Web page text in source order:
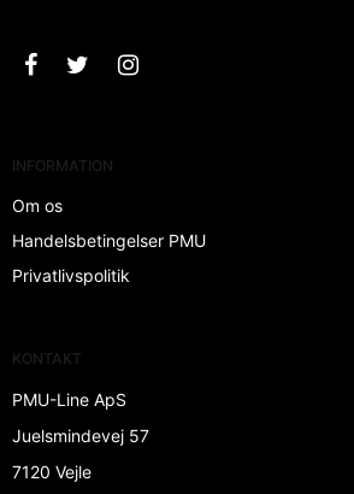
INFORMATION
Om os
Handelsbetingelser PMU
Privatlivspolitik
KONTAKT
PMU-Line ApS
Juelsmindevej 57
7120 Vejle